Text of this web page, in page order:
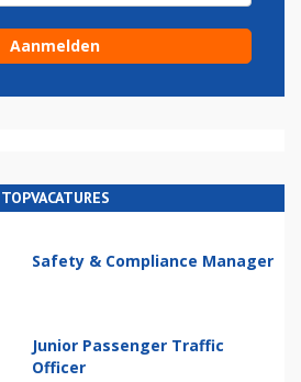
TOPVACATURES
Safety & Compliance Manager
Junior Passenger Traffic
Officer